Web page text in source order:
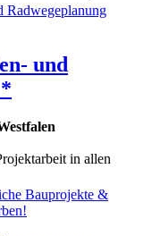
und
in allen